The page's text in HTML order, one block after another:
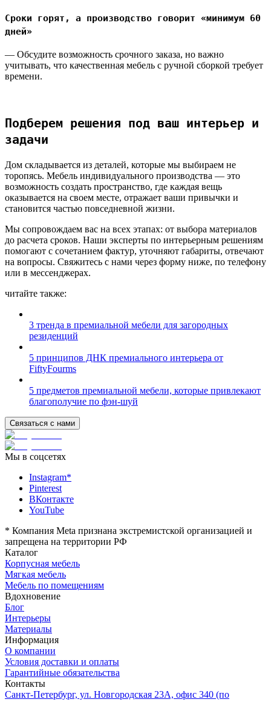
Сроки горят, а производство говорит «минимум 60
дней»
— Обсудите возможность срочного заказа, но важно
учитывать, что качественная мебель с ручной сборкой требует
времени.
Подберем решения под ваш интерьер и
задачи
Дом складывается из деталей, которые мы выбираем не
торопясь. Мебель индивидуального производства — это
возможность создать пространство, где каждая вещь
оказывается на своем месте, отражает ваши привычки и
становится частью повседневной жизни.
Мы сопровождаем вас на всех этапах: от выбора материалов
до расчета сроков. Наши эксперты по интерьерным решениям
помогают с сочетанием фактур, уточняют габариты, отвечают
на вопросы. Свяжитесь с нами через форму ниже, по телефону
или в мессенджерах.
читайте также:
3 тренда в премиальной мебели для загородных
резиденций
5 принципов ДНК премиального интерьера от
FiftyFourms
5 предметов премиальной мебели, которые привлекают
благополучие по фэн-шуй
Связаться с нами
Мы в соцсетях
Instagram*
Pinterest
ВКонтакте
YouTube
* Компания Meta признана экстремистской организацией и
запрещена на территории РФ
Каталог
Корпусная мебель
Мягкая мебель
Мебель по помещениям
Вдохновение
Блог
Интерьеры
Материалы
Информация
О компании
Условия доставки и оплаты
Гарантийные обязательства
Контакты
Санкт-Петербург, ул. Новгородская 23А, офис 340 (по